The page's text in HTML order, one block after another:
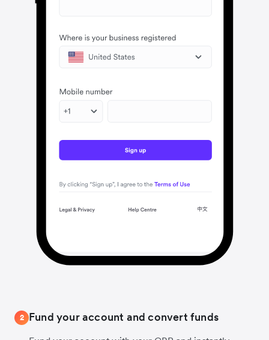
2 Fund your account and convert funds